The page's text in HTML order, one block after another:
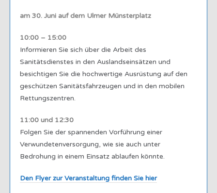
am 30. Juni auf dem Ulmer Münsterplatz
10:00 – 15:00
Informieren Sie sich über die Arbeit des
Sanitätsdienstes in den Auslandseinsätzen und
besichtigen Sie die hochwertige Ausrüstung auf den
geschützen Sanitätsfahrzeugen und in den mobilen
Rettungszentren.
11:00 und 12:30
Folgen Sie der spannenden Vorführung einer
Verwundetenversorgung, wie sie auch unter
Bedrohung in einem Einsatz ablaufen könnte.
Den Flyer zur Veranstaltung finden Sie hier